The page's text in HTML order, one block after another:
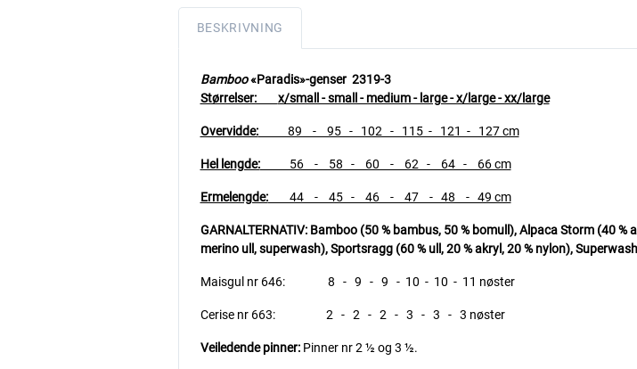
BESKRIVNING
Bamboo«Paradis»-genser 2319-3
Størrelser: x/small - small - medium - large - x/large - xx/large
Overvidde:89 - 95 - 102 - 115 - 121 - 127 cm
Hel lengde:56 - 58 - 60 - 62 - 64 - 66 cm
Ermelengde:44 - 45 - 46 - 47 - 48 - 49 cm
GARNALTERNATIV: Bamboo (50 % bambus, 50 % bomull), Alpaca Storm (40
merino ull, superwash),Sportsragg (60 % ull, 20 % akryl, 20 % nylon),
Maisgul nr 646: 8 - 9 - 9 - 10 - 10 - 11 nøster
Cerise nr 663: 2 - 2 - 2 - 3 - 3 - 3 nøster
Veiledende pinner:Pinner nr 2 ½ og 3 ½.